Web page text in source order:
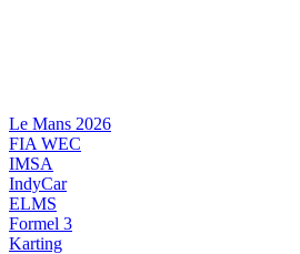
Le Mans 2026
FIA WEC
IMSA
IndyCar
ELMS
Formel 3
Karting